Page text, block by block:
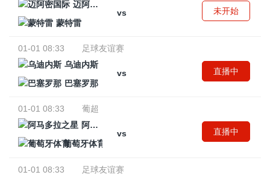
迈阿密国际
vs
蒙特雷
未开始
01-01 08:33
足球友谊赛
乌迪内斯
vs
巴塞罗那
直播中
01-01 08:33
葡超
阿马多拉之星
vs
葡萄牙体育
直播中
01-01 08:33
足球友谊赛